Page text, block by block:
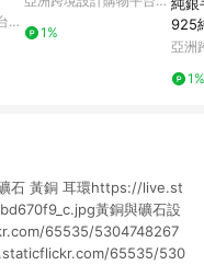
1%
925
針
亞洲
1%
石 黃銅 耳環https://live.st
黃銅與礦石設
65535/5304748267
65535/530